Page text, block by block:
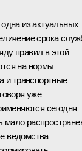
из актуальных
срока
правил в этой
на нормы
и транспортные
уже
сегодня
мало
ведомства